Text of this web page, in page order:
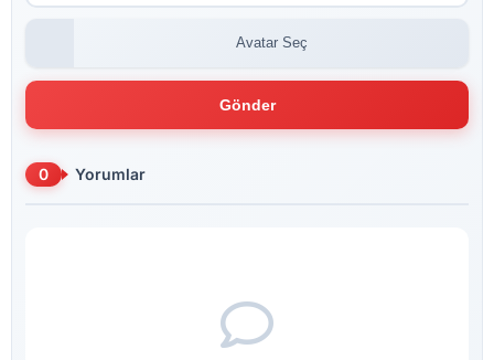
Avatar Seç
Gönder
0 Yorumlar